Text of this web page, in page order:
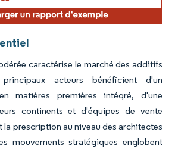
caractérise le marché des additifs
acteurs bénéficient d'un
matières premières intégré, d'une
continents et d'équipes de vente
prescription au niveau des architectes
mouvements stratégiques englobent